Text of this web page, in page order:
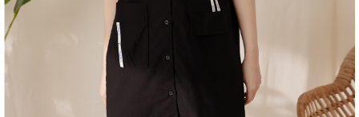
任。
４．使用「AFTEE先享後付」時，將依據個別帳號之用戶狀況，依本公司即
時審查核予不同之上限額度；若仍有額度不足之情形，本公司將視審查結果
請求用戶進行身份認證。
５．嚴禁一人註冊多個帳號或使用他人資訊註冊。若發現惡意使用之情形，
恩沛科技股份有限公司將有權停止該用戶之使用額度並採取法律行動。
每筆NT$60，滿NT$2,000(含以上)免運費